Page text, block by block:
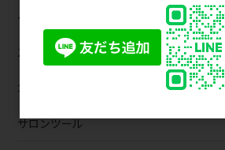
ヘアケア
スタイリング
コスメ
サロンツール